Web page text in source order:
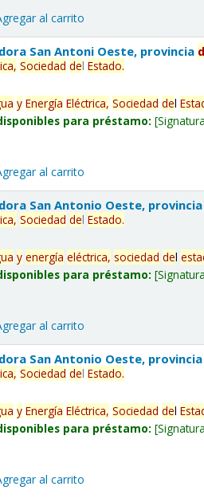
al carrito
San Antoni Oeste, provincia
Sociedad delEstado.
y Energía Eléctrica, Sociedad del
para préstamo:
al carrito
San Antonio Oeste, provincia
Sociedad delEstado.
y energía eléctrica, sociedad del
para préstamo:
al carrito
San Antonio Oeste, provincia
Sociedad delEstado.
y Energía Eléctrica, Sociedad del
para préstamo:
al carrito